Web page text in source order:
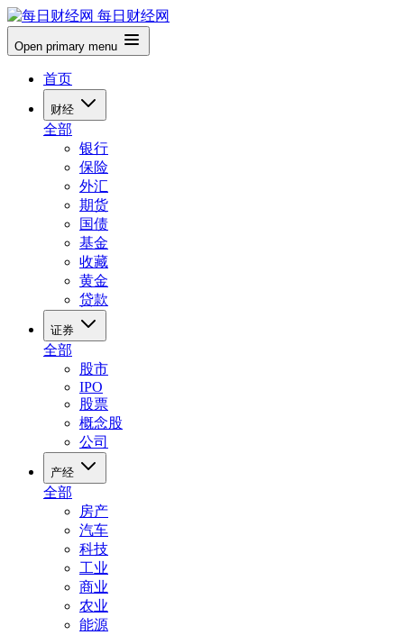
每日财经网
Open primary menu
首页
财经
全部
银行
保险
外汇
期货
国债
基金
收藏
黄金
贷款
证券
全部
股市
IPO
股票
概念股
公司
产经
全部
房产
汽车
科技
工业
商业
农业
能源